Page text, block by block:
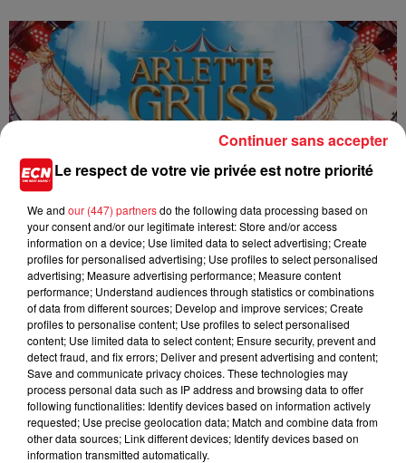
10 avril 2026
🎪 Jeu concours ECN : gagnez vos places pour le Cirque Arlette...
ECN vous offre la possibilité de remporter vos
invitations pour le nouveau spectacle 2026 du Cirque
Arlette Gruss, “Parenthèse”. Participez par SMS et
tentez...
Le respect de votre vie privée est notre priorité
We and our (447) partnersdo the following data processing based on
your consent and/or our legitimate interest: Store and/or access
information on a device; Use limited data to select advertising; Create
profiles for personalised advertising; Use profiles to select personalised
advertising; Measure advertising performance; Measure content
performance; Understand audiences through statistics or combinations
of data from different sources; Develop and improve services; Create
profiles to personalise content; Use profiles to select personalised
content; Use limited data to select content; Ensure security, prevent and
detect fraud, and fix errors; Deliver and present advertising and content;
Save and communicate privacy choices. These technologies may
process personal data such as IP address and browsing data to offer
following functionalities: Identify devices based on information actively
requested; Use precise geolocation data; Match and combine data from
other data sources; Link different devices; Identify devices based on
information transmitted automatically.
Continuer sans accepter